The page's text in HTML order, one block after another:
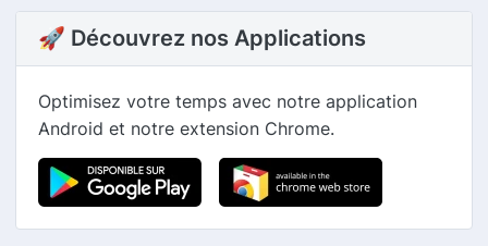
🚀 Découvrez nos Applications
Optimisez votre temps avec notre application
Android et notre extension Chrome.